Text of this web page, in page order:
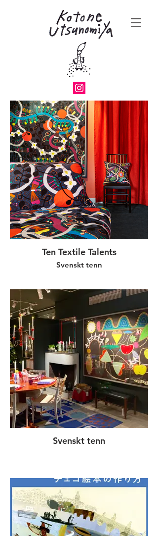
Ten Textile Talents
Svenskt tenn
Svenskt tenn